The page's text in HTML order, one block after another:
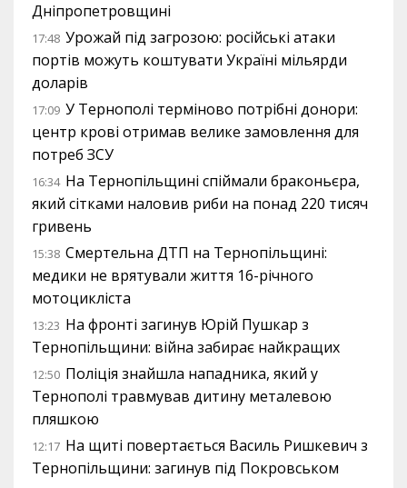
Дніпропетровщині
17:48 Урожай під загрозою: російські атаки
портів можуть коштувати Україні мільярди
доларів
17:09 У Тернополі терміново потрібні донори:
центр крові отримав велике замовлення для
потреб ЗСУ
16:34 На Тернопільщині спіймали браконьєра,
який сітками наловив риби на понад 220 тисяч
гривень
15:38 Смертельна ДТП на Тернопільщині:
медики не врятували життя 16-річного
мотоцикліста
13:23 На фронті загинув Юрій Пушкар з
Тернопільщини: війна забирає найкращих
12:50 Поліція знайшла нападника, який у
Тернополі травмував дитину металевою
пляшкою
12:17 На щиті повертається Василь Ришкевич з
Тернопільщини: загинув під Покровськом